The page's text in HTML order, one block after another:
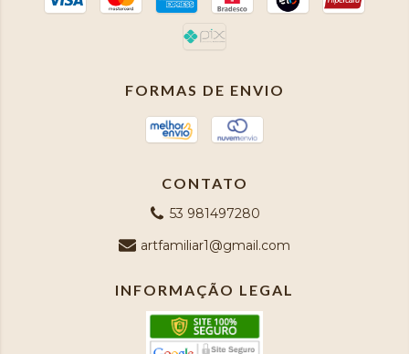
FORMAS DE ENVIO
CONTATO
53 981497280
artfamiliar1@gmail.com
INFORMAÇÃO LEGAL